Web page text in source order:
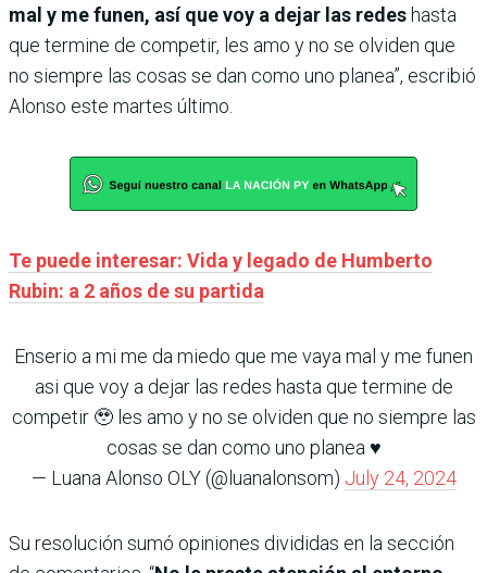
mal y me funen, así que voy a dejar las redes hasta
que termine de competir, les amo y no se olviden que
no siempre las cosas se dan como uno planea”, escribió
Alonso este martes último.
Te puede interesar: Vida y legado de Humberto
Rubin: a 2 años de su partida
Enserio a mi me da miedo que me vaya mal y me funen
asi que voy a dejar las redes hasta que termine de
competir 🥹 les amo y no se olviden que no siempre las
cosas se dan como uno planea ♥️
— Luana Alonso OLY (@luanalonsom) July 24, 2024
Su resolución sumó opiniones divididas en la sección